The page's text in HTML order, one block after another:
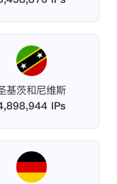
基茨和尼维斯
IPs